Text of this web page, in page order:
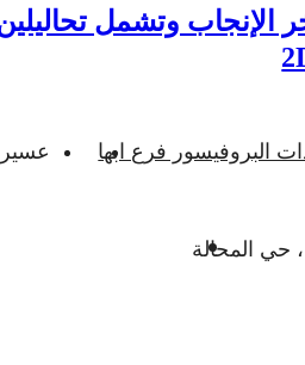
الإنجاب وتشمل
البروفيسور فرع ابها عسير
، حي المحالة